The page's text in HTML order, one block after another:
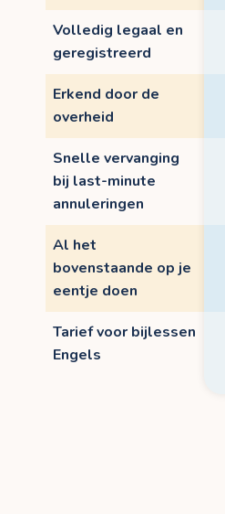
Volledig legaal en
geregistreerd
Erkend door de
overheid
Snelle vervanging
bij last-minute
annuleringen
Al het
bovenstaande op je
eentje doen
Tarief voor bijlessen
Engels